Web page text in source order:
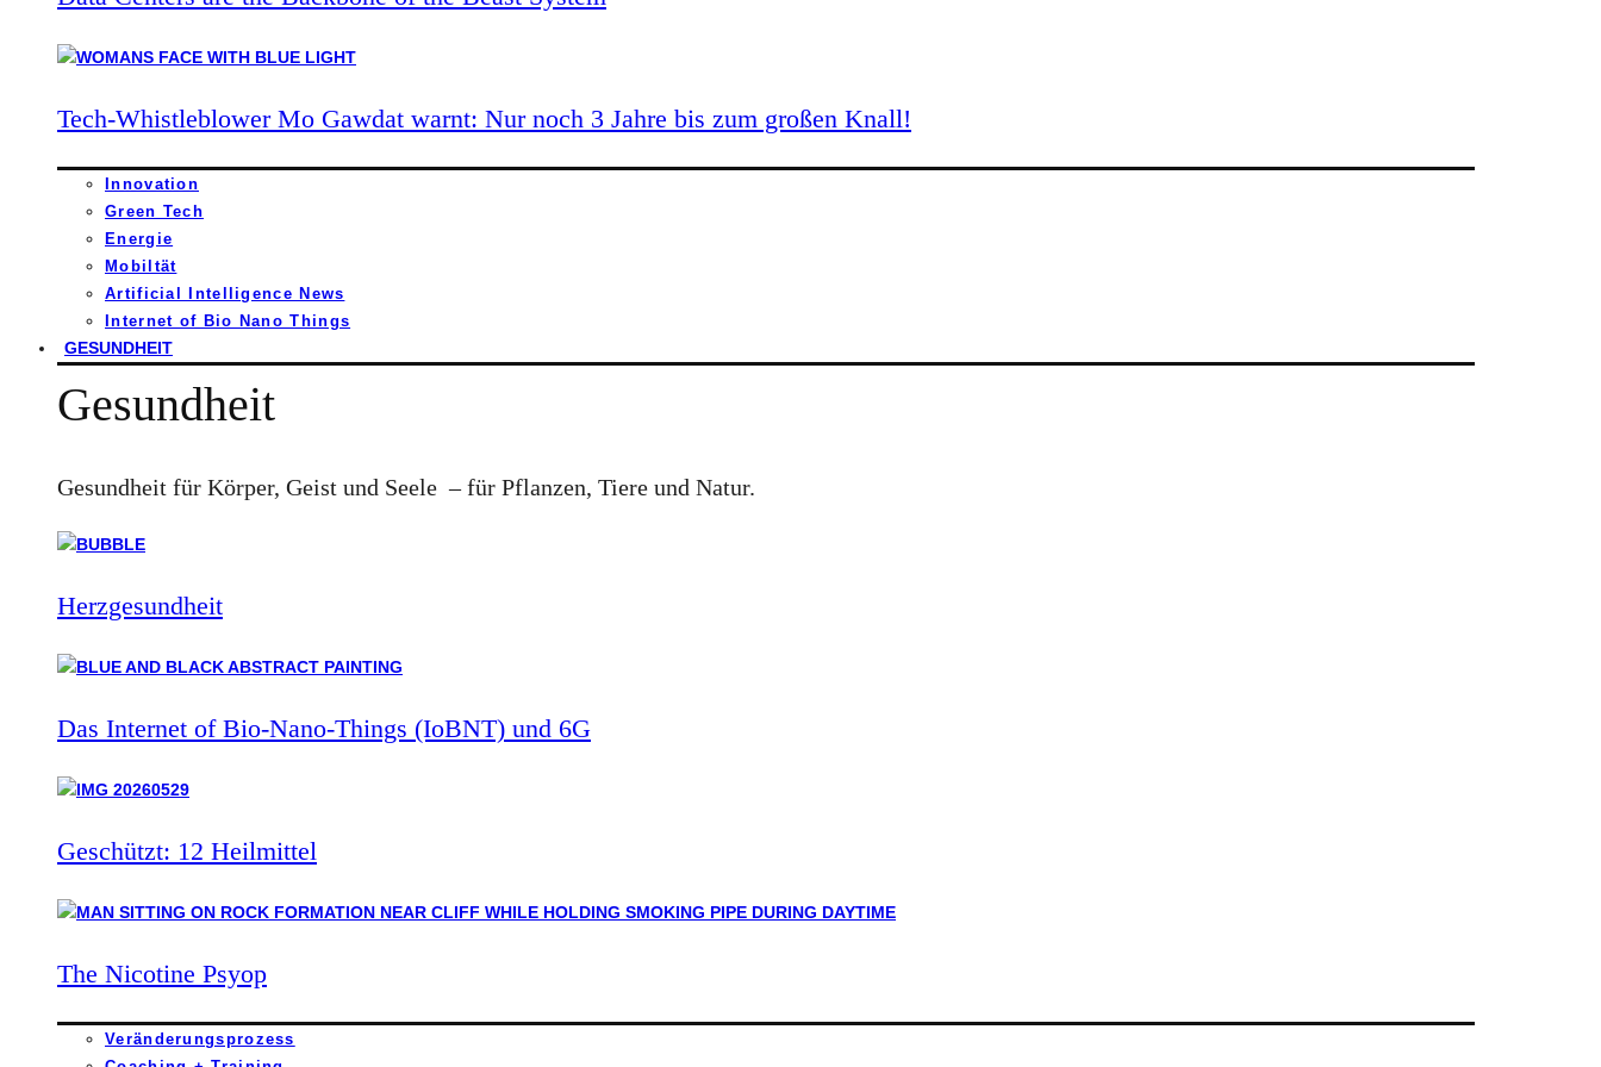
Tech-Whistleblower Mo Gawdat warnt: Nur noch 3 Jahre bis zum großen Knall!
Innovation
Green Tech
Energie
Mobiltät
Artificial Intelligence News
Internet of Bio Nano Things
GESUNDHEIT
Gesundheit
Gesundheit für Körper, Geist und Seele – für Pflanzen, Tiere und Natur.
Herzgesundheit
Das Internet of Bio-Nano-Things (IoBNT) und 6G
Geschützt: 12 Heilmittel
The Nicotine Psyop
Veränderungsprozess